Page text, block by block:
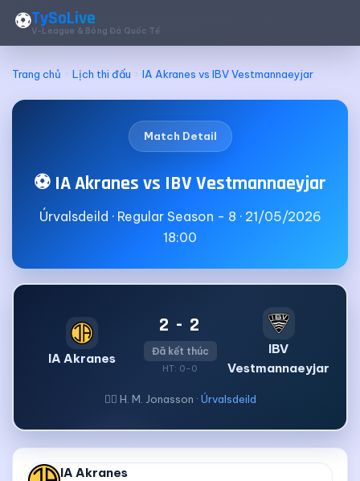
⚽TySoLive
V-League & Bóng Đá Quốc Tế
Trang chủ Lịch thi đấu IA Akranes vs IBV Vestmannaeyjar
Match Detail
⚽ IA Akranes vs IBV Vestmannaeyjar
Úrvalsdeild · Regular Season - 8 · 21/05/2026
18:00
IA Akranes
2 - 2
Đã kết thúc
HT: 0-0
IBV
Vestmannaeyjar
🧑‍⚖ H. M. Jonasson · Úrvalsdeild
IA Akranes